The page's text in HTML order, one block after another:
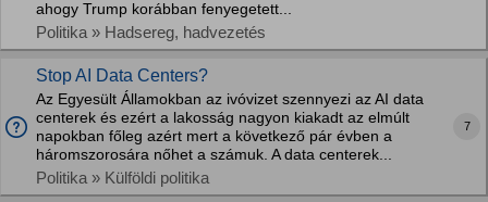
ahogy Trump korábban fenyegetett...
Politika » Hadsereg, hadvezetés
Stop AI Data Centers?
Az Egyesült Államokban az ivóvizet szennyezi az AI data
centerek és ezért a lakosság nagyon kiakadt az elmúlt
napokban főleg azért mert a következő pár évben a
háromszorosára nőhet a számuk. A data centerek...
Politika » Külföldi politika
7